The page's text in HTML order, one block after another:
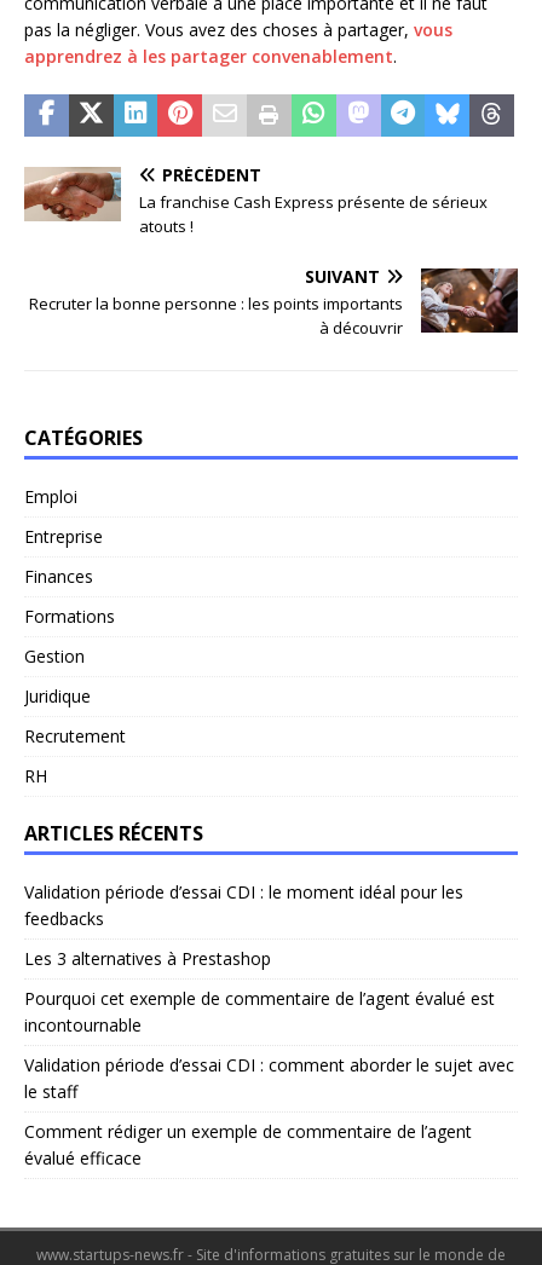
pas la négliger. Vous avez des choses à partager, vous
apprendrez à les partager convenablement.
PRÉCÉDENT
La franchise Cash Express présente de sérieux
atouts !
SUIVANT
Recruter la bonne personne : les points importants
à découvrir
CATÉGORIES
Emploi
Entreprise
Finances
Formations
Gestion
Juridique
Recrutement
RH
ARTICLES RÉCENTS
Validation période d’essai CDI : le moment idéal pour les
feedbacks
Les 3 alternatives à Prestashop
Pourquoi cet exemple de commentaire de l’agent évalué est
incontournable
Validation période d’essai CDI : comment aborder le sujet avec
le staff
Comment rédiger un exemple de commentaire de l’agent
évalué efficace
www.startups-news.fr - Site d'informations gratuites sur le monde de